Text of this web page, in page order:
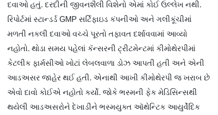
દવાઓ હતું. દરદીની જીવનશૈલી વિશેનો એમાં કોઈ ઉલ્લેખ નથી.
રિપોર્ટમાં સ્ટાન્ડર્ડ GMP સર્ટિફાઇડ કંપનીઓ અને ગલીકૂંચીમાં
મળતી નકલી દવાઓ વચ્ચે પૂરતો તફાવત દર્શાવવામાં આવ્યો
નહોતો. થોડા સમય પહેલાં કૅન્સરની ટ્રીટમેન્ટમાં કીમોથેરપીમાં
કેટલીક ફાર્મસીઓ ખોટાં લેબલવાળા ડોઝ આપતી હતી અને એની
આડઅસર જાહેર થઈ હતી. એનાથી આખી કીમોથેરપી જ ખરાબ છે
એવો દાવો કોઈએ નહોતો કર્યો. જોકે ભસ્મની ફેક મેડિસિન્સથી
થયેલી આડઅસરોને દેખાડીને ભસ્મયુક્ત ઑથેન્ટિક આયુર્વેદિક